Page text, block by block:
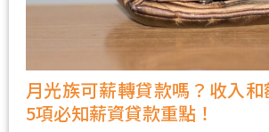
月光族可薪轉貸款嗎？收入和
5項必知薪資貸款重點！